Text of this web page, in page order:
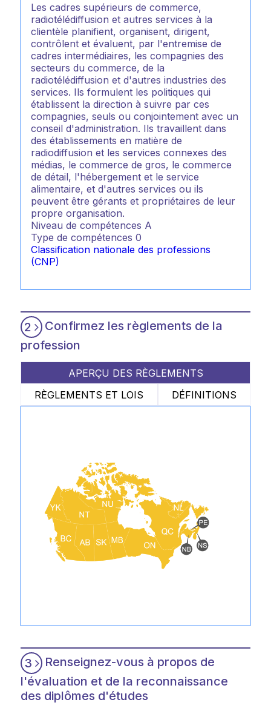
Les cadres supérieurs de commerce,
radiotélédiffusion et autres services à la
clientèle planifient, organisent, dirigent,
contrôlent et évaluent, par l'entremise de
cadres intermédiaires, les compagnies des
secteurs du commerce, de la
radiotélédiffusion et d'autres industries des
services. Ils formulent les politiques qui
établissent la direction à suivre par ces
compagnies, seuls ou conjointement avec un
conseil d'administration. Ils travaillent dans
des établissements en matière de
radiodiffusion et les services connexes des
médias, le commerce de gros, le commerce
de détail, l'hébergement et le service
alimentaire, et d'autres services ou ils
peuvent être gérants et propriétaires de leur
propre organisation.
Niveau de compétences A
Type de compétences 0
Classification nationale des professions
(CNP)
2
Confirmez les règlements de la
profession
APERÇU DES RÈGLEMENTS
RÈGLEMENTS ET LOIS
DÉFINITIONS
3
Renseignez-vous à propos de
l'évaluation et de la reconnaissance
des diplômes d'études